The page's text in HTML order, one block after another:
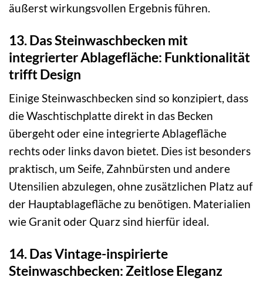
äußerst wirkungsvollen Ergebnis führen.
13. Das Steinwaschbecken mit
integrierter Ablagefläche: Funktionalität
trifft Design
Einige Steinwaschbecken sind so konzipiert, dass
die Waschtischplatte direkt in das Becken
übergeht oder eine integrierte Ablagefläche
rechts oder links davon bietet. Dies ist besonders
praktisch, um Seife, Zahnbürsten und andere
Utensilien abzulegen, ohne zusätzlichen Platz auf
der Hauptablagefläche zu benötigen. Materialien
wie Granit oder Quarz sind hierfür ideal.
14. Das Vintage-inspirierte
Steinwaschbecken: Zeitlose Eleganz